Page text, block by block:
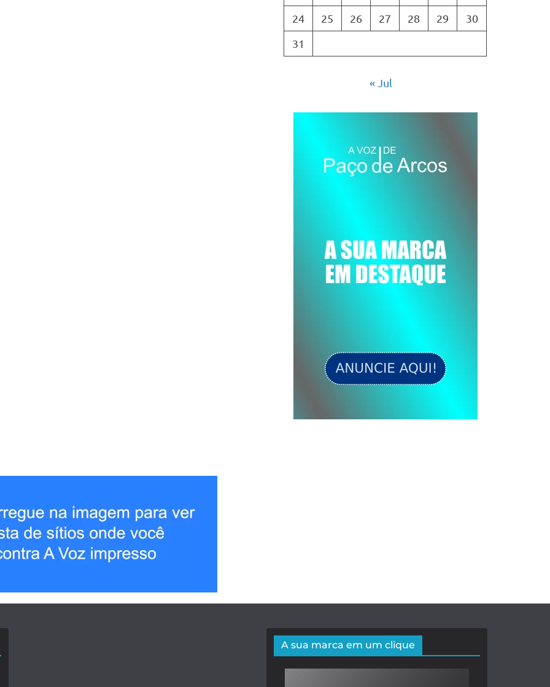
24
25 26 27 28 29
30
31
« Jul
A sua marca em um clique